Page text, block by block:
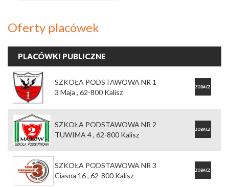
Oferty placówek
PLACÓWKI PUBLICZNE
SZKOŁA PODSTAWOWA NR 1
3 Maja , 62-800 Kalisz
ZOBACZ
SZKOŁA PODSTAWOWA NR 2
TUWIMA 4 , 62-800 Kalisz
ZOBACZ
SZKOŁA PODSTAWOWA NR 3
Ciasna 16 , 62-800 Kalisz
ZOBACZ